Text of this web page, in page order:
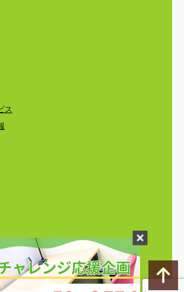
ス
オフィス・コワーキングスペース・
チャルオフィスのエリンサーブ
神戸市中央区海岸通3-1-1 KCCビル4F